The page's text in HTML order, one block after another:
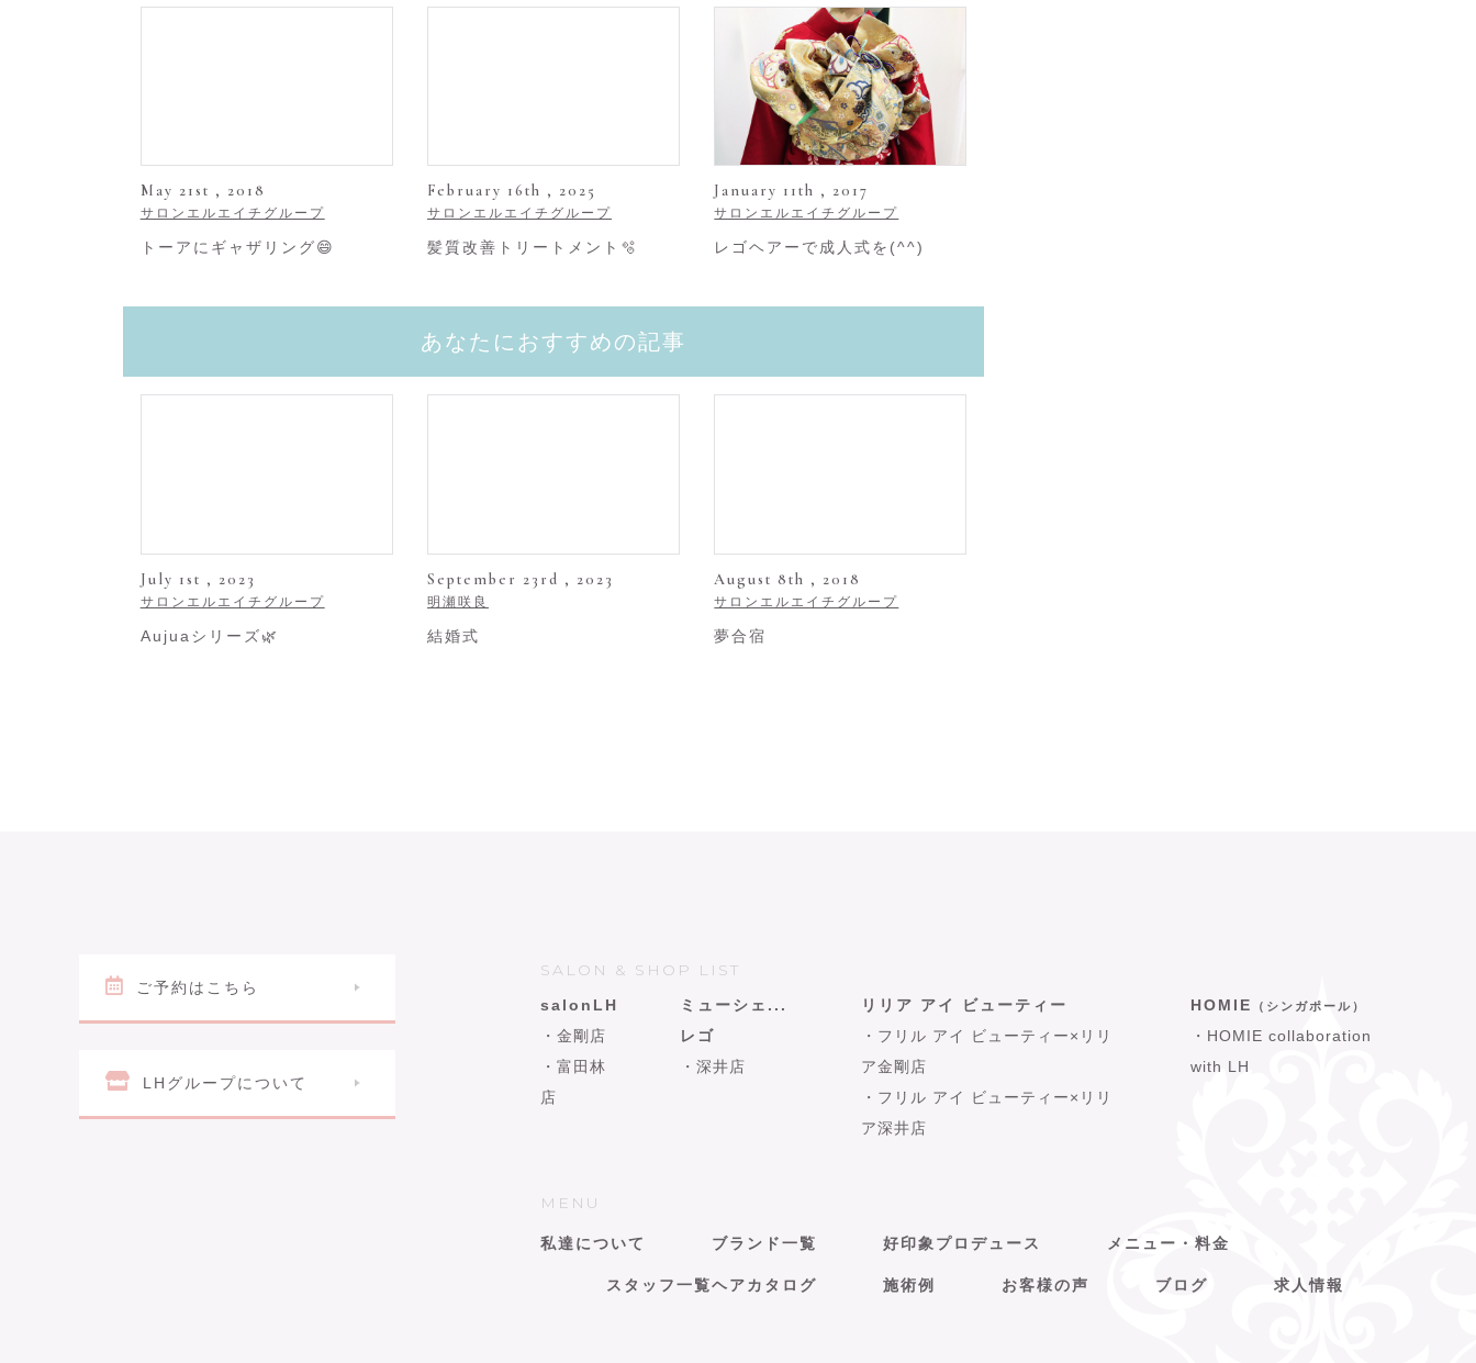
May 21st , 2018
サロンエルエイチグループ
トーアにギャザリング😄
February 16th , 2025
サロンエルエイチグループ
髪質改善トリートメント🫧
January 11th , 2017
サロンエルエイチグループ
レゴヘアーで成人式を(^^)
あなたにおすすめの記事
July 1st , 2023
サロンエルエイチグループ
Aujuaシリーズ🌿
September 23rd , 2023
明瀬咲良
結婚式
August 8th , 2018
サロンエルエイチグループ
夢合宿
ご予約はこちら
LHグループについて
SALON & SHOP LIST
salonLH
・金剛店
・富田林
店
ミューシェ...
レゴ
・深井店
リリア アイ ビューティー
・フリル アイ ビューティー×リリ
ア金剛店
・フリル アイ ビューティー×リリ
ア深井店
HOMIE （シンガポール）
・HOMIE collaboration
with LH
MENU
私達について ブランド一覧 好印象プロデュース メニュー・料金
スタッフ一覧ヘアカタログ 施術例 お客様の声 ブログ 求人情報